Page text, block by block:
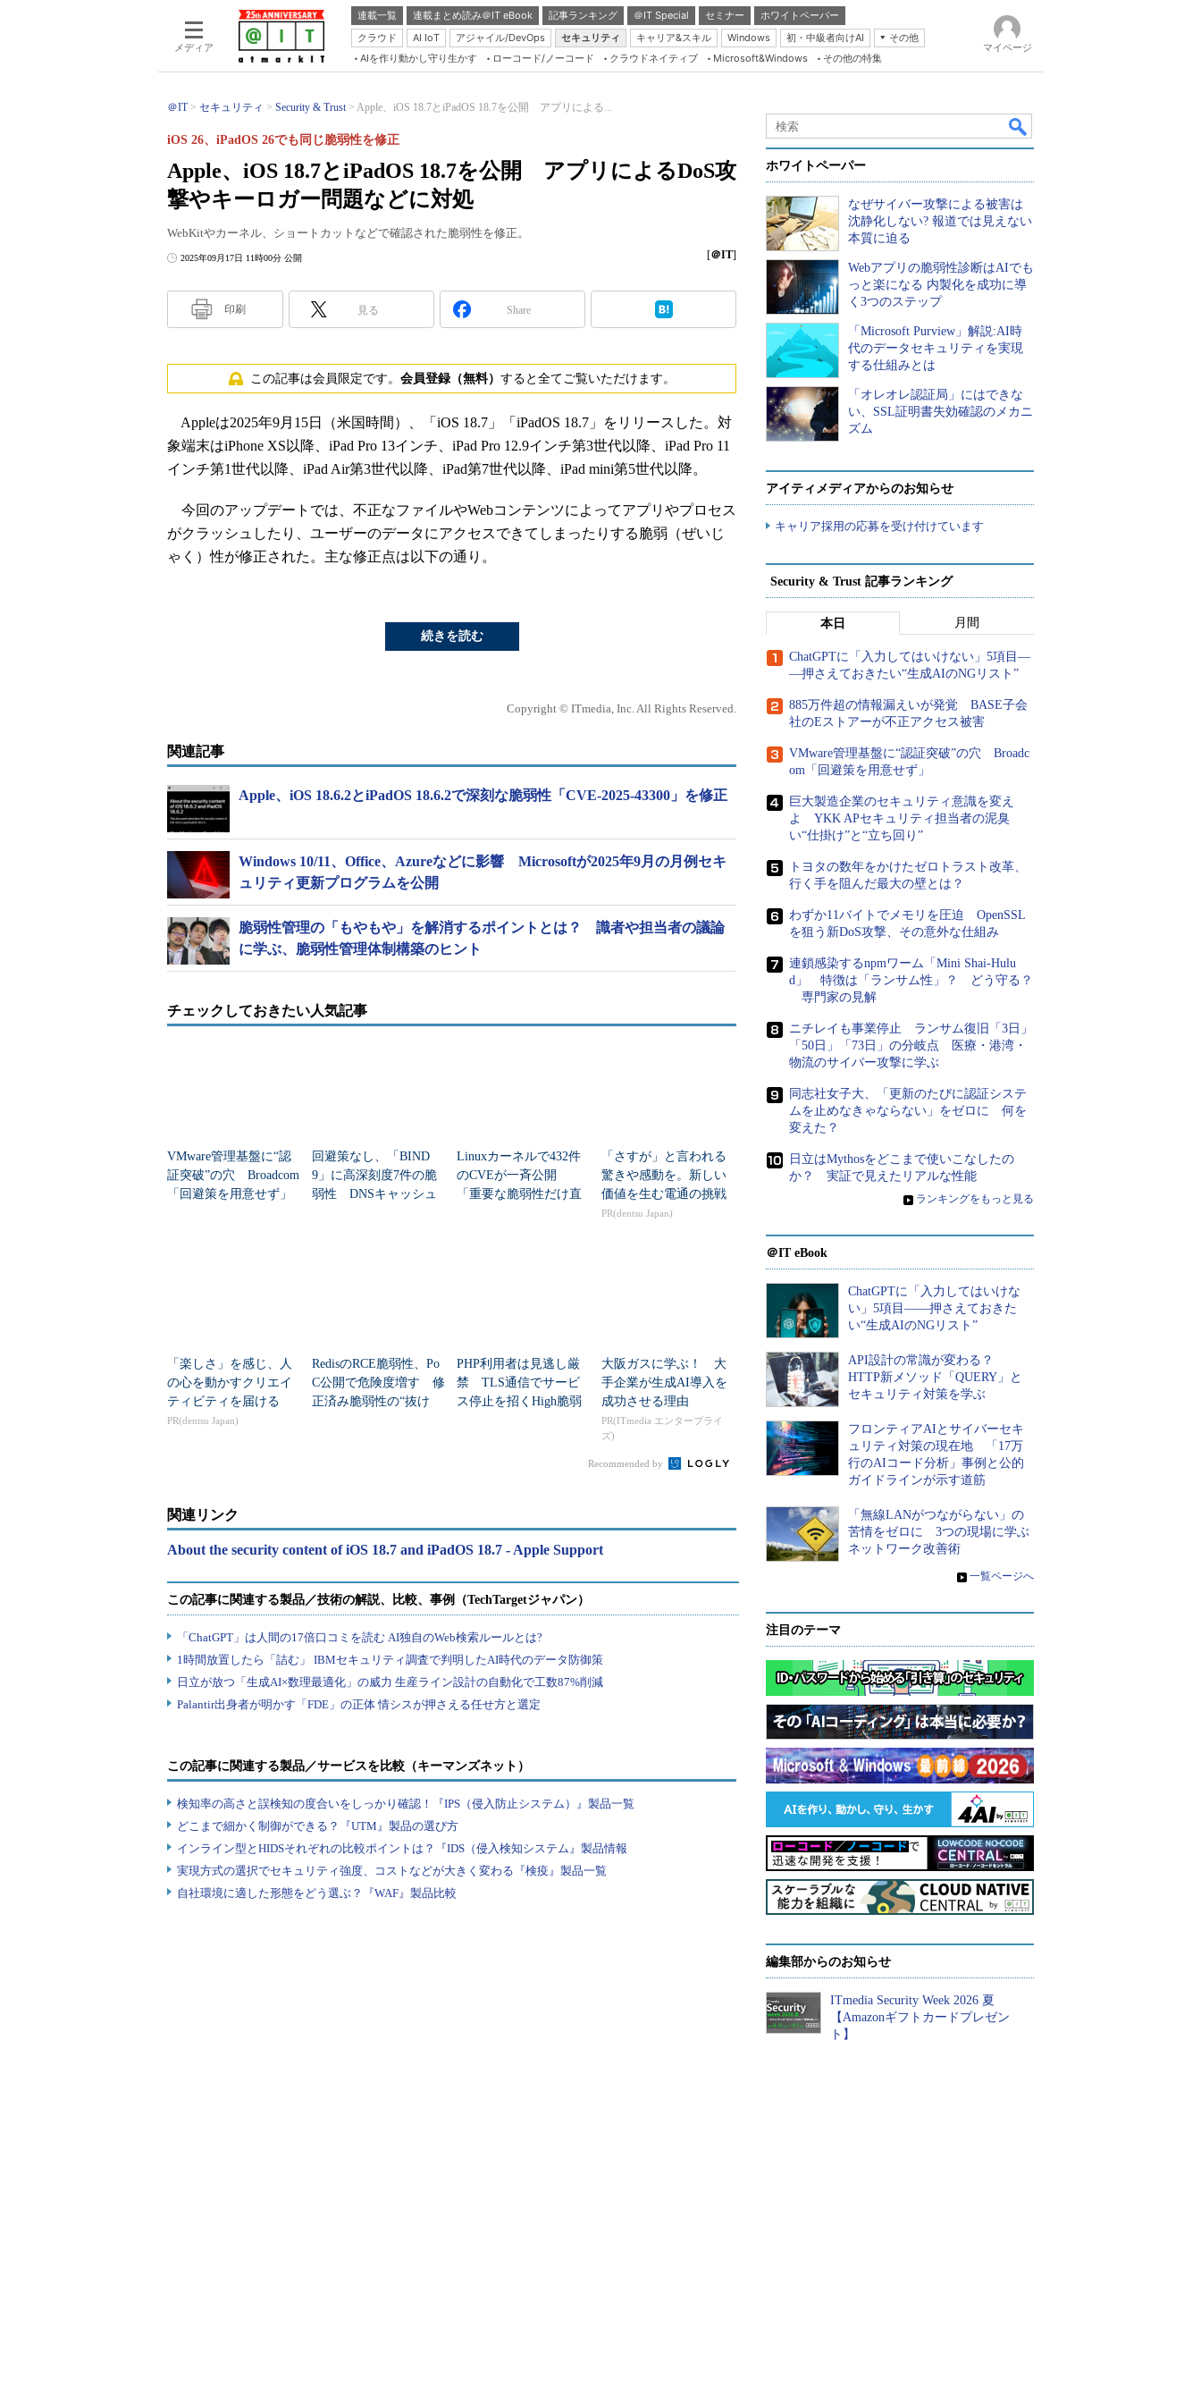
メディア
連載一覧 連載まとめ読み＠IT eBook 記事ランキング ＠IT Special セミナー
ホワイトペーパー
クラウド
AI IoT アジャイル/DevOps セキュリティ キャリア&スキル Windows 初・中級者向けAI
その他
Server & Storage
Java Agile
Database Expert
Master of IP Network
Test & Tools
AIを作り動かし守り生かす ローコード/ノーコード クラウドネイティブ Microsoft&Windows その他の特集
マイページ
＠IT セキュリティ Security & Trust Apple、iOS 18.7とiPadOS 18.7を公開 アプリによる...
Apple、iOS 18.7とiPadOS 18.7を公開 アプリによるDoS攻
撃やキーロガー問題などに対処
iOS 26、iPadOS 26でも同じ脆弱性を修正
WebKitやカーネル、ショートカットなどで確認された脆弱性を修正。
2025年09月17日 11時00分 公開 [＠IT]
印刷 見る Share
この記事は会員限定です。 会員登録（無料） すると全てご覧いただけます。
Appleは2025年9月15日（米国時間）、「iOS 18.7」「iPadOS 18.7」をリリースした。対
象端末はiPhone XS以降、iPad Pro 13インチ、iPad Pro 12.9インチ第3世代以降、iPad Pro 11
インチ第1世代以降、iPad Air第3世代以降、iPad第7世代以降、iPad mini第5世代以降。
今回のアップデートでは、不正なファイルやWebコンテンツによってアプリやプロセス
がクラッシュしたり、ユーザーのデータにアクセスできてしまったりする脆弱（ぜいじ
ゃく）性が修正された。主な修正点は以下の通り。
続きを読む
Copyright © ITmedia, Inc. All Rights Reserved.
関連記事
Apple、iOS 18.6.2とiPadOS 18.6.2で深刻な脆弱性「CVE-2025-43300」を修正
Windows 10/11、Office、Azureなどに影響 Microsoftが2025年9月の月例セキ
ュリティ更新プログラムを公開
脆弱性管理の「もやもや」を解消するポイントとは？ 識者や担当者の議論
に学ぶ、脆弱性管理体制構築のヒント
チェックしておきたい人気記事
VMware管理基盤に“認
証突破”の穴 Broadcom
「回避策を用意せず」
回避策なし、「BIND
9」に高深刻度7件の脆
弱性 DNSキャッシュ
Linuxカーネルで432件
のCVEが一斉公開
「重要な脆弱性だけ直
「さすが」と言われる
驚きや感動を。新しい
価値を生む電通の挑戦
PR(dentsu Japan)
「楽しさ」を感じ、人
の心を動かすクリエイ
ティビティを届ける
PR(dentsu Japan)
RedisのRCE脆弱性、Po
C公開で危険度増す 修
正済み脆弱性の“抜け
PHP利用者は見逃し厳
禁 TLS通信でサービ
ス停止を招くHigh脆弱
大阪ガスに学ぶ！ 大
手企業が生成AI導入を
成功させる理由
PR(ITmedia エンタープライ
ズ)
Recommended by
関連リンク
About the security content of iOS 18.7 and iPadOS 18.7 - Apple Support
この記事に関連する製品／サービスを比較（キーマンズネット）
検知率の高さと誤検知の度合いをしっかり確認！『IPS（侵入防止システム）』製品一覧
どこまで細かく制御ができる？『UTM』製品の選び方
インライン型とHIDSそれぞれの比較ポイントは？『IDS（侵入検知システム』製品情報
実現方式の選択でセキュリティ強度、コストなどが大きく変わる『検疫』製品一覧
自社環境に適した形態をどう選ぶ？『WAF』製品比較
ホワイトペーパー
なぜサイバー攻撃による被害は
沈静化しない? 報道では見えない
本質に迫る
Webアプリの脆弱性診断はAIでも
っと楽になる 内製化を成功に導
く3つのステップ
「Microsoft Purview」解説:AI時
代のデータセキュリティを実現
する仕組みとは
「オレオレ認証局」にはできな
い、SSL証明書失効確認のメカニ
ズム
アイティメディアからのお知らせ
キャリア採用の応募を受け付けています
Security & Trust 記事ランキング
本日 月間
ChatGPTに「入力してはいけない」5項目―
―押さえておきたい“生成AIのNGリスト”
885万件超の情報漏えいが発覚 BASE子会
社のEストアーが不正アクセス被害
VMware管理基盤に“認証突破”の穴 Broadc
om「回避策を用意せず」
巨大製造企業のセキュリティ意識を変え
よ YKK APセキュリティ担当者の泥臭
い“仕掛け”と“立ち回り”
トヨタの数年をかけたゼロトラスト改革、
行く手を阻んだ最大の壁とは？
わずか11バイトでメモリを圧迫 OpenSSL
を狙う新DoS攻撃、その意外な仕組み
連鎖感染するnpmワーム「Mini Shai-Hulu
d」 特徴は「ランサム性」？ どう守る？
専門家の見解
ニチレイも事業停止 ランサム復旧「3日」
「50日」「73日」の分岐点 医療・港湾・
物流のサイバー攻撃に学ぶ
同志社女子大、「更新のたびに認証システ
ムを止めなきゃならない」をゼロに 何を
変えた？
日立はMythosをどこまで使いこなしたの
か？ 実証で見えたリアルな性能
» ランキングをもっと見る
＠IT eBook
ChatGPTに「入力してはいけな
い」5項目――押さえておきた
い“生成AIのNGリスト”
API設計の常識が変わる？
HTTP新メソッド「QUERY」と
セキュリティ対策を学ぶ
フロンティアAIとサイバーセキ
ュリティ対策の現在地 「17万
行のAIコード分析」事例と公的
ガイドラインが示す道筋
「無線LANがつながらない」の
苦情をゼロに 3つの現場に学ぶ
ネットワーク改善術
» 一覧ページへ
注目のテーマ
編集部からのお知らせ
ITmedia Security Week 2026 夏
【Amazonギフトカードプレゼン
ト】